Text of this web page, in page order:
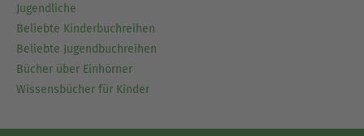
Jugendliche
Beliebte Kinderbuchreihen
Beliebte Jugendbuchreihen
Bücher über Einhörner
Wissensbücher für Kinder